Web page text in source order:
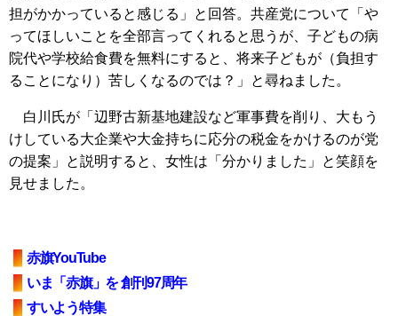
担がかかっていると感じる」と回答。共産党について「や
ってほしいことを全部言ってくれると思うが、子どもの病
院代や学校給食費を無料にすると、将来子どもが（負担す
ることになり）苦しくなるのでは？」と尋ねました。
白川氏が「辺野古新基地建設など軍事費を削り、大もう
けしている大企業や大金持ちに応分の税金をかけるのが党
の提案」と説明すると、女性は「分かりました」と笑顔を
見せました。
赤旗YouTube
いま「赤旗」を 創刊97周年
すいよう特集